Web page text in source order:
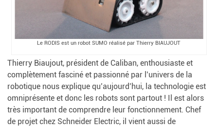
Le RODIS est un robot SUMO réalisé par Thierry BIAUJOUT
Thierry Biaujout, président de Caliban, enthousiaste et
complètement fasciné et passionné par l’univers de la
robotique nous explique qu’aujourd’hui, la technologie est
omniprésente et donc les robots sont partout ! Il est alors
très important de comprendre leur fonctionnement. Chef
de projet chez Schneider Electric, il vient aussi de